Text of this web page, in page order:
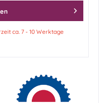
ca. 7 - 10 Werktage